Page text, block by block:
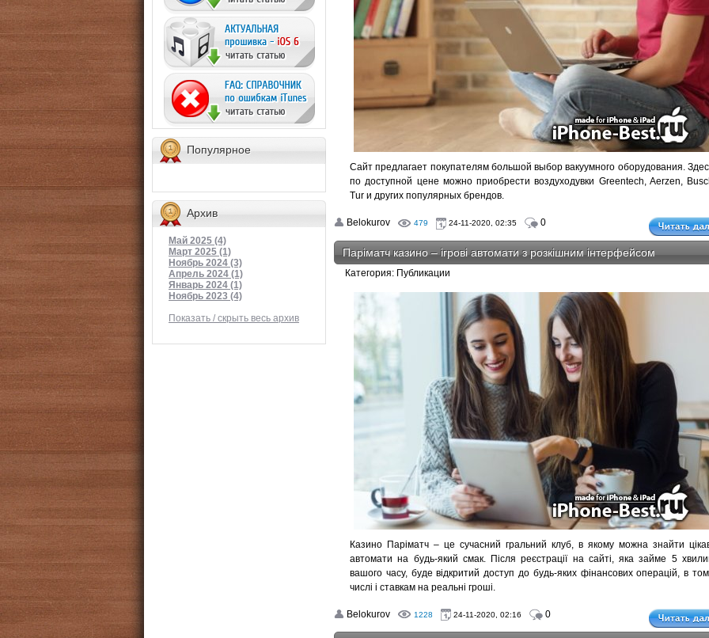
Популярное
Архив
Май 2025 (4)
Март 2025 (1)
Ноябрь 2024 (3)
Апрель 2024 (1)
Январь 2024 (1)
Ноябрь 2023 (4)
Показать / скрыть весь архив
Сайт предлагает покупателям большой выбор вакуумного оборудования.
по доступной цене можно приобрести воздуходувки Greentech, Aerzen,
Tur и других популярных брендов.
Belokurov 479 24-11-2020, 02:35 0
Паріматч казино – ігрові автомати з розкішним інтерфейсом
Категория: Публикации
Казино Паріматч – це сучасний гральний клуб, в якому можна знайти
автомати на будь-який смак. Після реєстрації на сайті, яка займе 5
вашого часу, буде відкритий доступ до будь-яких фінансових операцій, в
числі і ставкам на реальні гроші.
Belokurov 1228 24-11-2020, 02:16 0